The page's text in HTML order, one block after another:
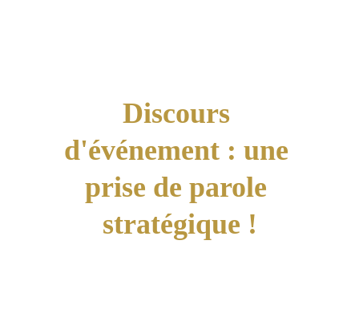
Discours
d'événement : une
prise de parole
stratégique !